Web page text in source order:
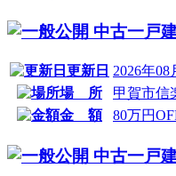
中古一戸
更新日 2026年08
場 所
甲賀市信
金 額
80万円
中古一戸